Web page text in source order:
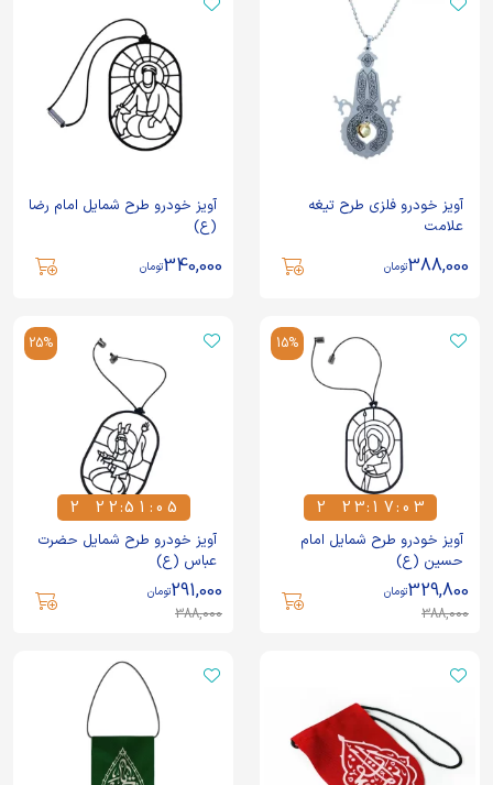
آویز خودرو فلزی طرح تیغه
علامت
388,000تومان
آویز خودرو طرح شمایل امام رضا
(ع)
340,000تومان
15%
2
2
2
2
3
3
:1
1
7
7
:0
0
3
3
آویز خودرو طرح شمایل امام
حسین (ع)
388,000
329,800تومان
25%
2
2
2
2
2
2
:5
5
1
1
:0
0
5
5
آویز خودرو طرح شمایل حضرت
عباس (ع)
388,000
291,000تومان